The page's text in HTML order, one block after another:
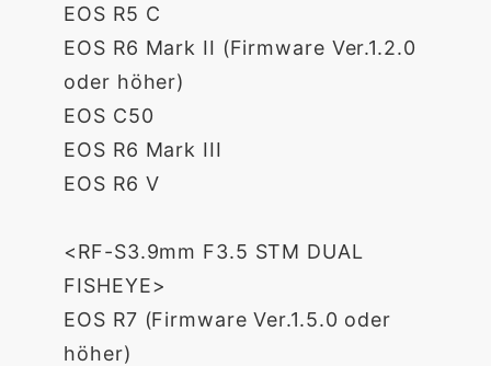
EOS R5 C
EOS R6 Mark II (Firmware Ver.1.2.0
oder höher)
EOS C50
EOS R6 Mark III
EOS R6 V
<RF-S3.9mm F3.5 STM DUAL
FISHEYE>
EOS R7 (Firmware Ver.1.5.0 oder
höher)